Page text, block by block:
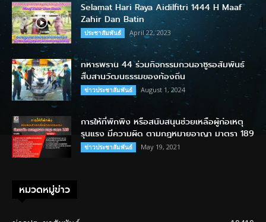
Selamat Hari Raya Aidilfitri 1444 H Maaf
Zahir Dan Batin
ประชาสัมพันธ์ April 22, 2023
ทหารพราน 44 ร่วมกิจกรรมกวนอาซูรอสัมพันธ์
สืบสานวัฒนธรรมของท้องถิ่น
ข่าวประชาสัมพันธ์ August 1, 2024
การให้ที่พักพิง หรือสนับสนุนช่วยเหลือผู้ก่อเหตุ
รุนแรง มีความผิด ตามกฎหมายอาญา มาตรา 189
ข่าวประชาสัมพันธ์ May 19, 2021
หมวดหมู่ข่าว